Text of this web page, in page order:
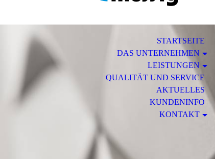
STARTSEITE
DAS UNTERNEHMEN
LEISTUNGEN
QUALITÄT UND SERVICE
AKTUELLES
KUNDENINFO
KONTAKT